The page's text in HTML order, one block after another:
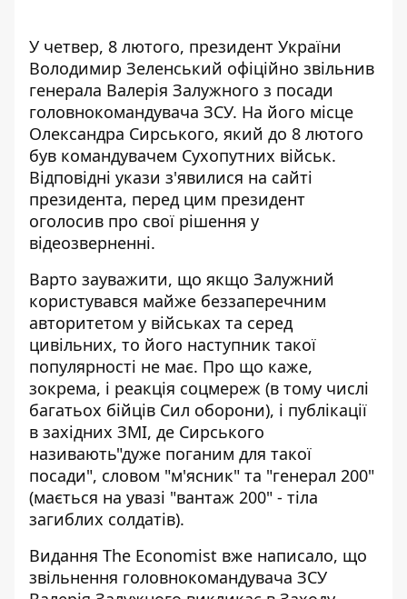
У четвер, 8 лютого, президент України
Володимир Зеленський офіційно звільнив
генерала Валерія Залужного з посади
головнокомандувача ЗСУ. На його місце
Олександра Сирського, який до 8 лютого
був командувачем Сухопутних військ.
Відповідні укази з'явилися на сайті
президента, перед цим президент
оголосив про свої рішення у
відеозверненні.
Варто зауважити, що якщо Залужний
користувався майже беззаперечним
авторитетом у військах та серед
цивільних, то його наступник такої
популярності не має. Про що каже,
зокрема, і реакція соцмереж (в тому числі
багатьох бійців Сил оборони), і публікації
в західних ЗМІ, де Сирського
називають"дуже поганим для такої
посади", словом "м'ясник" та "генерал 200"
(мається на увазі "вантаж 200" - тіла
загиблих солдатів).
Видання The Economist вже написало, що
звільнення головнокомандувача ЗСУ